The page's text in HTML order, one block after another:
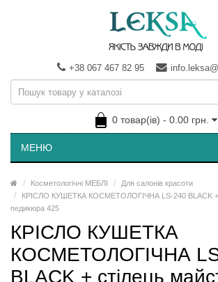
+38 067 467 82 95
0 товар(ів) - 0.00 грн.
МЕНЮ
Косметологічні МЕБЛІ
Для салонів красоти
КРІСЛО КУШЕТКА КОСМЕТОЛОГІЧНА LS-240 BLACK +
педикюра 425
КРІСЛО КУШЕТКА
КОСМЕТОЛОГІЧНА
BLACK + стілець